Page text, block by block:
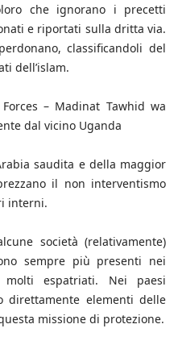
che ignorano i precetti
e riportati sulla dritta via.
classificandoli del
dell’islam.
– Madinat Tawhid wa
dal vicino Uganda
saudita e della maggior
il non interventismo
interni.
società (relativamente)
sempre più presenti nei
espatriati. Nei paesi
direttamente elementi delle
missione di protezione.